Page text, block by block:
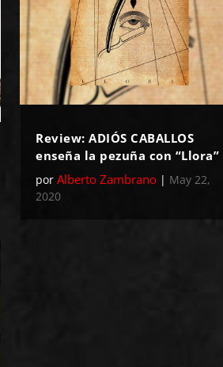
Review: ADIÓS CABALLOS
enseña la pezuña con “Llora”
porAlberto Zambrano | May 22,
2020